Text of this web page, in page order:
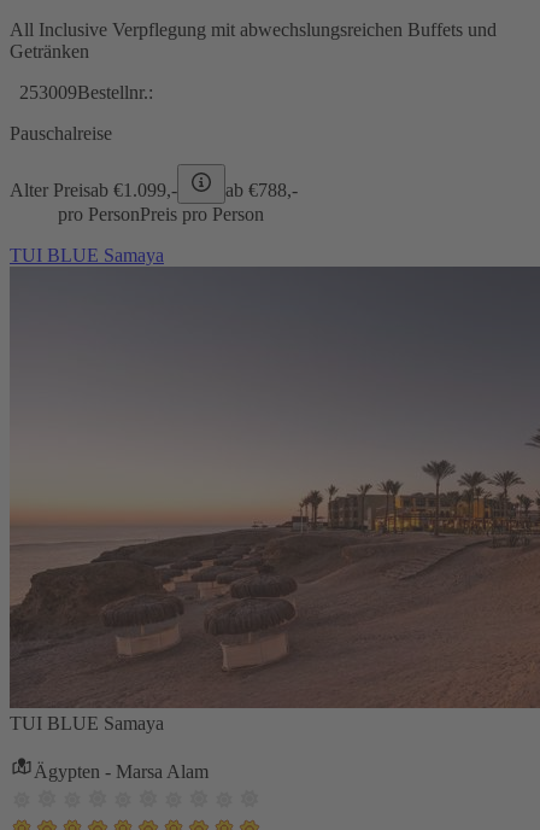
All Inclusive Verpflegung mit abwechslungsreichen Buffets und
Getränken
253009Bestellnr.:
Pauschalreise
Alter Preisab €1.099,- ab €788,-
pro PersonPreis pro Person
TUI BLUE Samaya
TUI BLUE Samaya
Ägypten - Marsa Alam